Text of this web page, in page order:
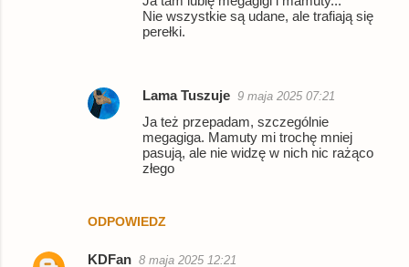
ODPOWIEDZ
Nie wszystkie są udane, ale trafiają się
perełki.
Lama Tuszuje 9 maja 2025 07:21
Ja też przepadam, szczególnie
megagiga. Mamuty mi trochę mniej
pasują, ale nie widzę w nich nic rażąco
złego
KDFan 8 maja 2025 12:21